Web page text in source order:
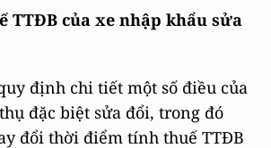
TTĐB của xe nhập khẩu sửa
định chi tiết một số điều của
đặc biệt sửa đổi, trong đó
đổi thời điểm tính thuế TTĐB